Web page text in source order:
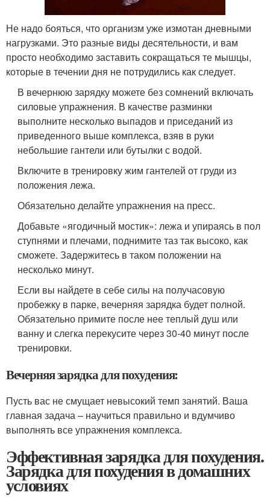
Не надо бояться, что организм уже измотан дневными
нагрузками. Это разные виды десятельности, и вам
просто необходимо заставить сокращаться те мышцы,
которые в течении дня не потрудились как следует.
В вечернюю зарядку можете без сомнений включать
силовые упражнения. В качестве разминки
выполните несколько выпадов и приседаний из
приведенного выше комплекса, взяв в руки
небольшие гантели или бутылки с водой.
Включите в тренировку жим гантелей от груди из
положения лежа.
Обязательно делайте упражнения на пресс.
Добавьте «ягодичный мостик»: лежа и упираясь в пол
ступнями и плечами, поднимите таз так высоко, как
сможете. Задержитесь в таком положении на
несколько минут.
Если вы найдете в себе силы на получасовую
пробежку в парке, вечерняя зарядка будет полной.
Обязательно примите после нее теплый душ или
ванну и слегка перекусите через 30-40 минут после
тренировки.
Вечерняя зарядка для похудения:
Пусть вас не смущает невысокий темп занятий. Ваша
главная задача – научиться правильно и вдумчиво
выполнять все упражнения комплекса.
Эффективная зарядка для похудения.
Зарядка для похудения в домашних
условиях